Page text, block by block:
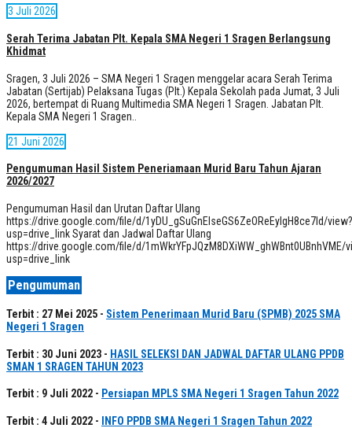
3 Juli 2026
Serah Terima Jabatan Plt. Kepala SMA Negeri 1 Sragen Berlangsung
Khidmat
Sragen, 3 Juli 2026 – SMA Negeri 1 Sragen menggelar acara Serah Terima
Jabatan (Sertijab) Pelaksana Tugas (Plt.) Kepala Sekolah pada Jumat, 3 Juli
2026, bertempat di Ruang Multimedia SMA Negeri 1 Sragen. Jabatan Plt.
Kepala SMA Negeri 1 Sragen..
21 Juni 2026
Pengumuman Hasil Sistem Peneriamaan Murid Baru Tahun Ajaran
2026/2027
Pengumuman Hasil dan Urutan Daftar Ulang
https://drive.google.com/file/d/1yDU_gSuGnElseGS6ZeOReEylgH8ce7Id/view?
usp=drive_link Syarat dan Jadwal Daftar Ulang
https://drive.google.com/file/d/1mWkrYFpJQzM8DXiWW_ghWBnt0UBnhVME/
usp=drive_link
Pengumuman
Terbit : 27 Mei 2025 - Sistem Penerimaan Murid Baru (SPMB) 2025 SMA
Negeri 1 Sragen
Terbit : 30 Juni 2023 - HASIL SELEKSI DAN JADWAL DAFTAR ULANG PPDB
SMAN 1 SRAGEN TAHUN 2023
Terbit : 9 Juli 2022 - Persiapan MPLS SMA Negeri 1 Sragen Tahun 2022
Terbit : 4 Juli 2022 - INFO PPDB SMA Negeri 1 Sragen Tahun 2022